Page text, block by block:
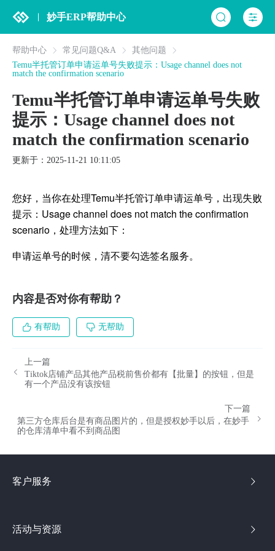
妙手ERP帮助中心
帮助中心 常见问题Q&A
其他问题
​Temu半托管订单申请运单号失败提示：Usage channel does not
match the confirmation scenario
​Temu半托管订单申请运单号失败
提示：Usage channel does not
match the confirmation scenario
更新于：2025-11-21 10:11:05
​您好，当你在处理​Temu半托管订单申请运单号，出现失败
提示：Usage channel does not match the confirmation
scenario，处理方法如下：
申请运单号的时候，清不要勾选签名服务。
内容是否对你有帮助？
有帮助 无帮助
上一篇
Tiktok店铺产品其他产品税前售价都有【批量】的按钮，但是
有一个产品没有该按钮
下一篇
​第三方仓库后台是有商品图片的，但是授权妙手以后，在妙手
的仓库清单中看不到商品图
客户服务
活动与资源